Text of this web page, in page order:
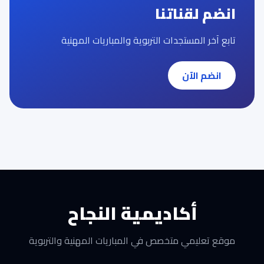
انضم لقناتنا
تابع آخر المستجدات التربوية والمباريات المهنية
انضم الآن
أكاديمية النجاح
موقع تعليمي متخصص في المباريات المهنية والتربوية